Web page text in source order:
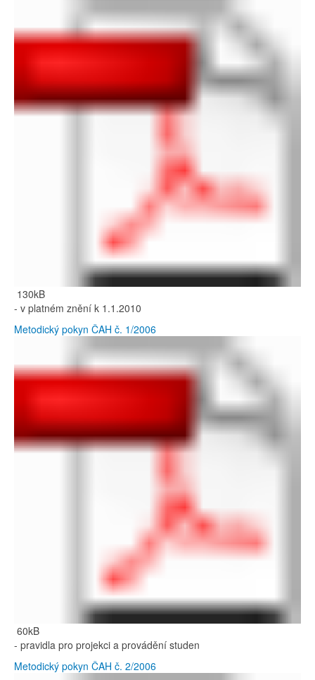
130kB
- v platném znění k 1.1.2010
Metodický pokyn ČAH č. 1/2006
60kB
- pravidla pro projekci a provádění studen
Metodický pokyn ČAH č. 2/2006